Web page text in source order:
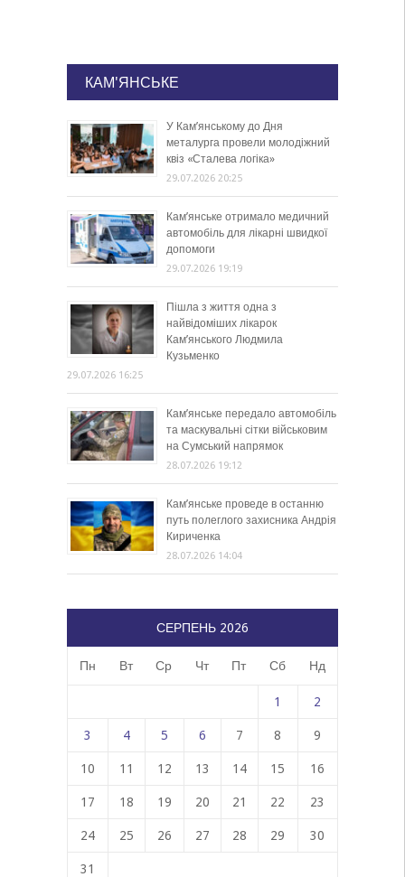
КАМ'ЯНСЬКЕ
У Кам’янському до Дня
металурга провели молодіжний
квіз «Сталева логіка»
29.07.2026 20:25
Кам’янське отримало медичний
автомобіль для лікарні швидкої
допомоги
29.07.2026 19:19
Пішла з життя одна з
найвідоміших лікарок
Кам’янського Людмила
Кузьменко
29.07.2026 16:25
Кам’янське передало автомобіль
та маскувальні сітки військовим
на Сумський напрямок
28.07.2026 19:12
Кам’янське проведе в останню
путь полеглого захисника Андрія
Кириченка
28.07.2026 14:04
СЕРПЕНЬ 2026
Пн Вт Ср Чт Пт Сб Нд
1 2
3 4 5 6 7 8 9
10 11 12 13 14 15 16
17 18 19 20 21 22 23
24 25 26 27 28 29 30
31